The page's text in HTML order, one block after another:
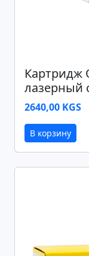
Картридж
лазерный
2640,00 KGS
В корзину